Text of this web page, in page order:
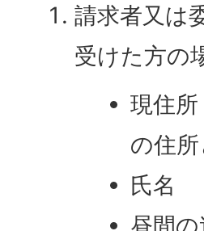
請求者又は
受けた方の
現住
の住
氏名
昼間